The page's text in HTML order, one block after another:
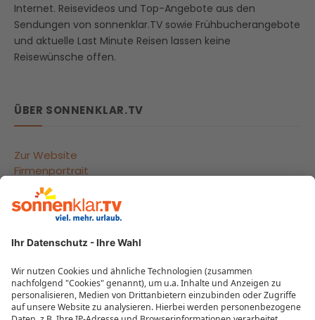
Internet. Reisevideos und Top-Angebote aus den
Sendungen von sonnenklar.TV sowie Frühbucherangebote
und aktuelle Last Minute Reisen lassen keine
Reisewünsche offen.
ÜBER SONNENKLAR.TV
Zur Website
Firmenportrait
Reisegutscheine
Beliebte Reiseziele
Reisebüros
Datenschutzeinstellungen
MEHR VON SONNENKLAR.TV